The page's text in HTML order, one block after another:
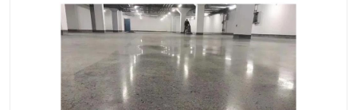
自流平水泥 水泥路面修补材料
沥青冷补料
高延性混凝土 速凝剂